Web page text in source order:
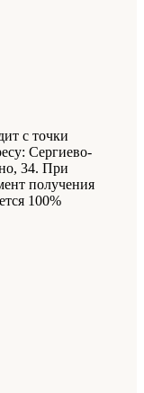
с точки
Сергиево-
34. При
получения
100%